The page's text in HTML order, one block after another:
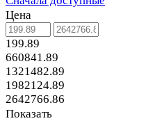
Цена
199.89
660841.89
1321482.89
1982124.89
2642766.86
Показать